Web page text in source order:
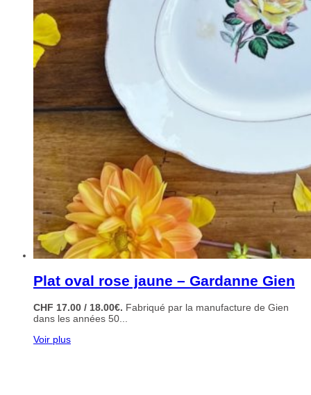
Plat oval rose jaune – Gardanne Gien
CHF 17.00 / 18.00€. Fabriqué par la manufacture de Gien
dans les années 50...
Voir plus